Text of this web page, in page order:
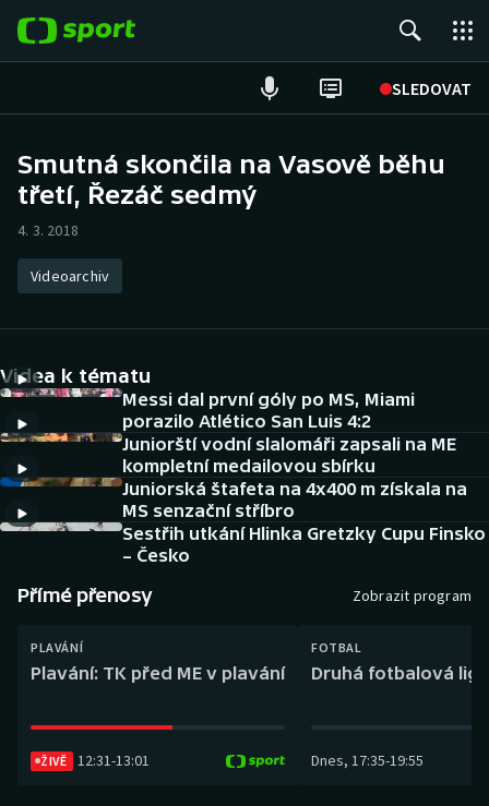
SLEDOVAT
Hokej
Atletika
DALŠÍ SPORTY
Americký fotbal
Baseball a softbal
Biatlon
Boby a skeleton
Curling
NEPŘEHLÉDNĚTE
Historické návraty
Aplikace ČT sport
AZ kvíz
Smutná skončila na Vasově běhu
třetí, Řezáč sedmý
4. 3. 2018
Videoarchiv
Videa k tématu
Messi dal první góly po MS, Miami
porazilo Atlético San Luis 4:2
Juniorští vodní slalomáři zapsali na ME
kompletní medailovou sbírku
Juniorská štafeta na 4x400 m získala na
MS senzační stříbro
Sestřih utkání Hlinka Gretzky Cupu Finsko
– Česko
Přímé přenosy Zobrazit program
PLAVÁNÍ
Plavání: TK před ME v plavání
ŽIVĚ 12:31-13:01
FOTBAL
Druhá fotbalová
Dnes, 17:35-19:55